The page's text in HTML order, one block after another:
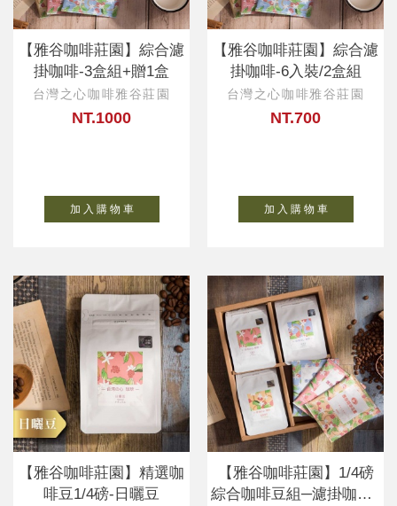
【雅谷咖啡莊園】綜合濾
掛咖啡-3盒組+贈1盒
台灣之心咖啡雅谷莊園
NT.1000
加 入 購 物 車
【雅谷咖啡莊園】綜合濾
掛咖啡-6入裝/2盒組
台灣之心咖啡雅谷莊園
NT.700
加 入 購 物 車
【雅谷咖啡莊園】精選咖
啡豆1/4磅-日曬豆
【雅谷咖啡莊園】1/4磅
綜合咖啡豆組─濾掛咖啡3